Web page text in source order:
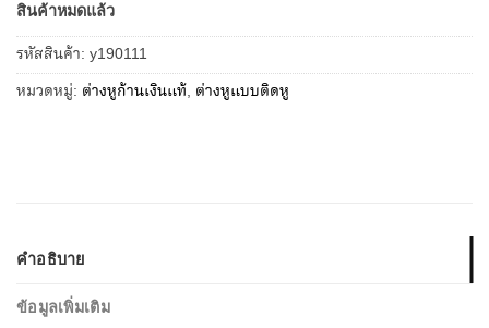
สินค้าหมดแล้ว
รหัสสินค้า: y190111
หมวดหมู่: ต่างหูก้านเงินแท้, ต่างหูแบบติดหู
คำอธิบาย
ข้อมูลเพิ่มเติม